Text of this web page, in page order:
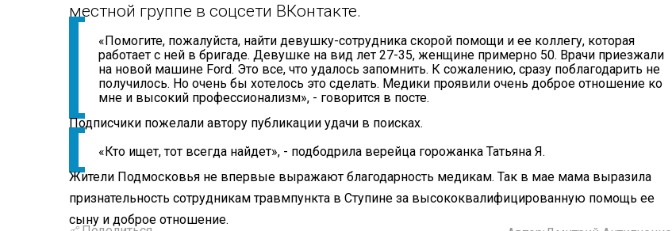
местной группе в соцсети ВКонтакте.
«Помогите, пожалуйста, найти девушку-сотрудника скорой помощи и ее коллегу, которая
работает с ней в бригаде. Девушке на вид лет 27-35, женщине примерно 50. Врачи приезжали
на новой машине Ford. Это все, что удалось запомнить. К сожалению, сразу поблагодарить не
получилось. Но очень бы хотелось это сделать. Медики проявили очень доброе отношение ко
мне и высокий профессионализм», - говорится в посте.
Подписчики пожелали автору публикации удачи в поисках.
«Кто ищет, тот всегда найдет», - подбодрила верейца горожанка Татьяна Я.
Жители Подмосковья не впервые выражают благодарность медикам. Так в мае мама выразила
признательность сотрудникам травмпункта в Ступине за высококвалифицированную помощь ее
сыну и доброе отношение.